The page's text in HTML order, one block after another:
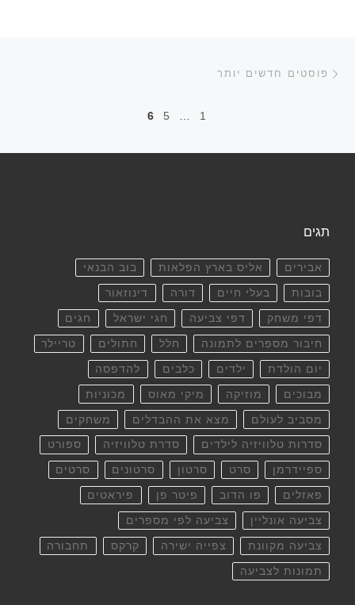
ניווט בפוסטים
פוסטים חדשים יותר
1
5
6
תגים
אבירים אליס בארץ הפלאות בוב הבנאי
בובות בעלי חיים דורה דינוזאור
דפי משחק דפי צביעה חגי ישראל חגים
חיבור מספרים לתמונה חלל חתולים טריילר
יום הולדת ילדים כלבים להדפסה
מבוכים מוזיקה מיקי מאוס מכוניות
מסביב לעולם מצא את ההבדלים משחקים
סדרות טלוויזיה לילדים סדרת טלוויזיה ספורט
ספיידרמן סרט סרטון סרטונים סרטים
פאזלים פו הדוב פיטר פן פיראטים
צביעה אונליין צביעה לפי מספרים
צביעה מקוונת צפייה ישירה קרקס תחבורה
תמונות לצביעה